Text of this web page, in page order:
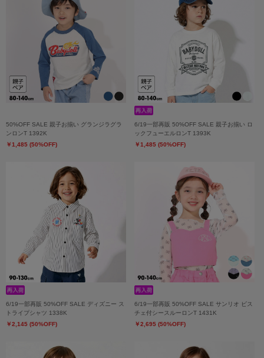
50%OFF SALE 親子お揃い グランジラグラ
ンロンT 1392K
￥1,485 (50%OFF)
6/19一部再販 50%OFF SALE 親子お揃い ロ
ックフューエルロンT 1393K
￥1,485 (50%OFF)
6/19一部再販 50%OFF SALE ディズニー ス
トライプシャツ 1338K
￥2,145 (50%OFF)
6/19一部再販 50%OFF SALE サンリオ ビス
チェ付シースルーロンT 1431K
￥2,695 (50%OFF)